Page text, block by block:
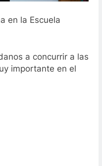
en la Escuela
a concurrir a las
importante en el